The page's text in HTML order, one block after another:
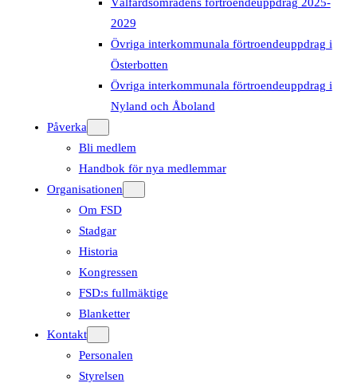
2029
Övriga interkommunala förtroendeuppdrag i
Österbotten
Övriga interkommunala förtroendeuppdrag i
Nyland och Åboland
Påverka
Bli medlem
Handbok för nya medlemmar
Organisationen
Om FSD
Stadgar
Historia
Kongressen
FSD:s fullmäktige
Blanketter
Kontakt
Personalen
Styrelsen